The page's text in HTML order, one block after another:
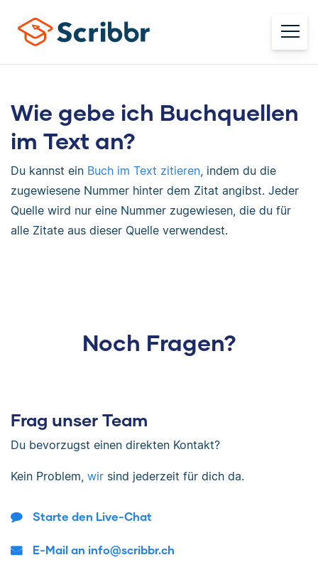
Wie gebe ich Buchquellen
im Text an?
Du kannst ein Buch im Text zitieren, indem du die
zugewiesene Nummer hinter dem Zitat angibst. Jeder
Quelle wird nur eine Nummer zugewiesen, die du für
alle Zitate aus dieser Quelle verwendest.
Noch Fragen?
Frag unser Team
Du bevorzugst einen direkten Kontakt?
Kein Problem, wir sind jederzeit für dich da.
Starte den Live-Chat
E-Mail an info@scribbr.ch